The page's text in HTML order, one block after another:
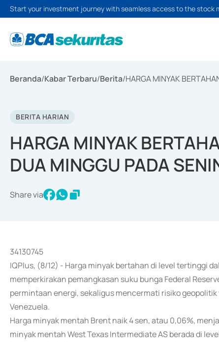
Start your investment journey with seamless access to the stock
Beranda/Kabar Terbaru/Berita/HARGA MINYAK
BERITA HARIAN
HARGA MINYAK
DUA MINGGU PADA
Share via
34130745
IQPlus, (8/12) - Harga minyak bertahan di level tertinggi
memperkirakan pemangkasan suku bunga Federal
permintaan energi, sekaligus mencermati risiko
Venezuela.
Harga minyak mentah Brent naik 4 sen, atau 0,06%,
minyak mentah West Texas Intermediate AS berada di